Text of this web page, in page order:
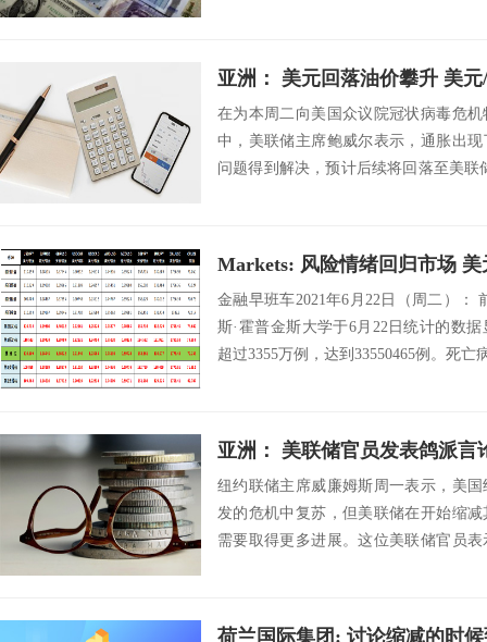
亚洲： 美元回落油价攀升 美元
在为本周二向美国众议院冠状病毒危
中，美联储主席鲍威尔表示，通胀出
问题得到解决，预计后续将回落至美
Markets: 风险情绪回归市场
金融早班车2021年6月22日（周二）：
斯·霍普金斯大学于6月22日统计的数
超过3355万例，达到33550465例。死亡
亚洲： 美联储官员发表鸽派言
纽约联储主席威廉姆斯周一表示，美
发的危机中复苏，但美联储在开始缩
需要取得更多进展。这位美联储官员